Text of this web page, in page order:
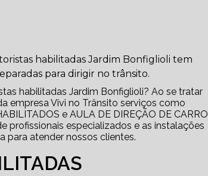
habilitadas Jardim Bonfiglioli tem
para dirigir no trânsito.
habilitadas Jardim Bonfiglioli? Ao se tratar
empresa Vivi no Trânsito serviços como
e AULA DE DIREÇÃO DE CARRO
profissionais especializados e as instalações
para atender nossos clientes.